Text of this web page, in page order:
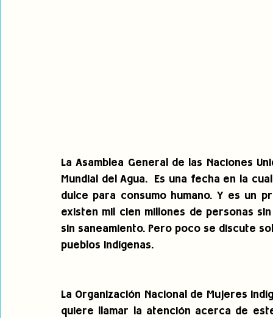
La Asamblea General de las Naciones
Mundial del Agua.  Es una fecha en la
dulce para consumo humano. Y es un
existen mil cien millones de personas
sin saneamiento. Pero poco se discute
pueblos indígenas.
La Organización Nacional de Mujeres
quiere llamar la atención acerca de